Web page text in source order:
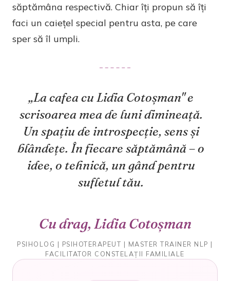
săptămâna respectivă. Chiar îți propun să îți
faci un caiețel special pentru asta, pe care
sper să îl umpli.
„La cafea cu Lidia Cotoșman" e
scrisoarea mea de luni dimineață.
Un spațiu de introspecție, sens și
blândețe. În fiecare săptămână – o
idee, o tehnică, un gând pentru
sufletul tău.
Cu drag, Lidia Cotoșman
PSIHOLOG | PSIHOTERAPEUT | MASTER TRAINER NLP |
FACILITATOR CONSTELAȚII FAMILIALE